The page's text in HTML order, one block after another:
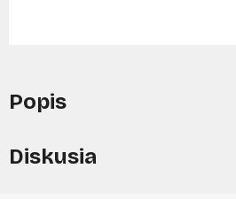
Popis
Diskusia